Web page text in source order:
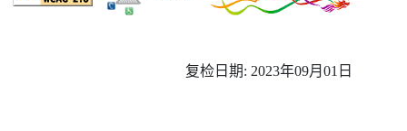
复检日期: 2023年09月01日